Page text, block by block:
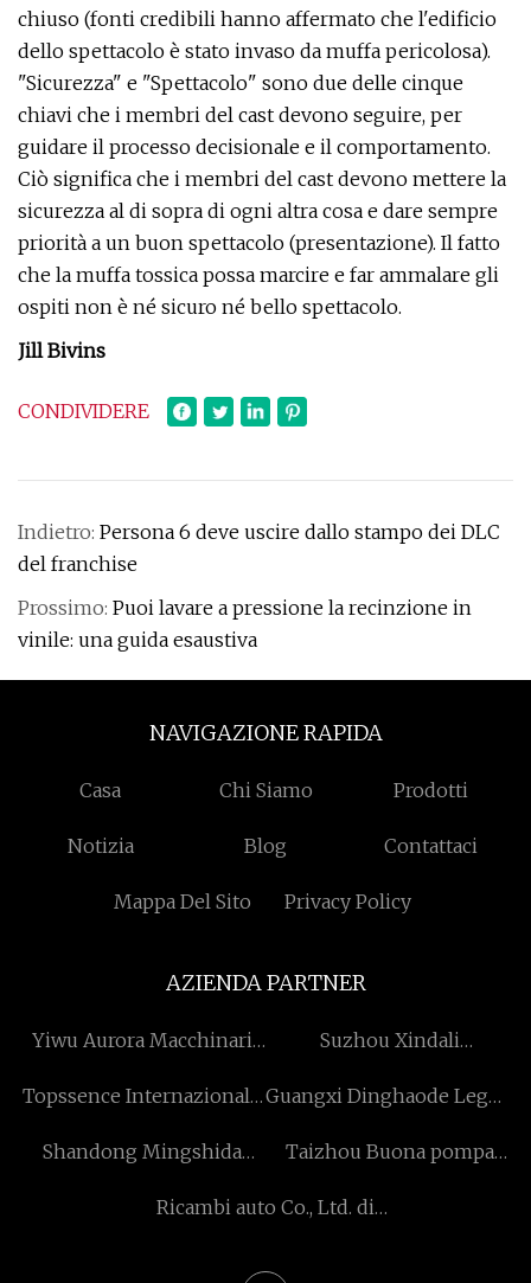
chiuso (fonti credibili hanno affermato che l'edificio
dello spettacolo è stato invaso da muffa pericolosa).
"Sicurezza" e "Spettacolo" sono due delle cinque
chiavi che i membri del cast devono seguire, per
guidare il processo decisionale e il comportamento.
Ciò significa che i membri del cast devono mettere la
sicurezza al di sopra di ogni altra cosa e dare sempre
priorità a un buon spettacolo (presentazione). Il fatto
che la muffa tossica possa marcire e far ammalare gli
ospiti non è né sicuro né bello spettacolo.
Jill Bivins
CONDIVIDERE
Indietro: Persona 6 deve uscire dallo stampo dei DLC
del franchise
Prossimo: Puoi lavare a pressione la recinzione in
vinile: una guida esaustiva
NAVIGAZIONE RAPIDA
Casa Chi Siamo Prodotti
Notizia Blog Contattaci
Mappa Del Sito Privacy Policy
AZIENDA PARTNER
Yiwu Aurora Macchinari
Suzhou Xindali
Co., Ltd
Topssence Internazionale
Guangxi Dinghaode Legno
Shandong Mingshida
Co., Ltd.
Taizhou Buona pompa
Ricambi auto Co., Ltd. di